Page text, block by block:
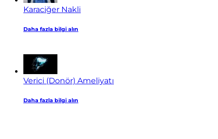
Karaciğer Nakli
Daha fazla bilgi alın
Verici (Donör) Ameliyatı
Daha fazla bilgi alın